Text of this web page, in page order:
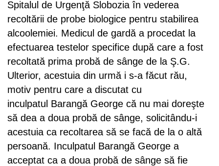
Spitalul de Urgenţă Slobozia în vederea
recoltării de probe biologice pentru stabilirea
alcoolemiei. Medicul de gardă a procedat la
efectuarea testelor specifice după care a fost
recoltată prima probă de sânge de la Ş.G.
Ulterior, acestuia din urmă i s-a făcut rău,
motiv pentru care a discutat cu
inculpatul Barangă George că nu mai doreşte
să dea a doua probă de sânge, solicitându-i
acestuia ca recoltarea să se facă de la o altă
persoană. Inculpatul Barangă George a
acceptat ca a doua probă de sânge să fie